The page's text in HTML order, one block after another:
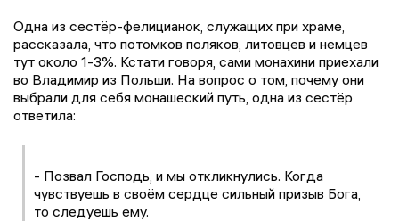
Одна из сестёр-фелицианок, служащих при храме,
рассказала, что потомков поляков, литовцев и немцев
тут около 1-3%. Кстати говоря, сами монахини приехали
во Владимир из Польши. На вопрос о том, почему они
выбрали для себя монашеский путь, одна из сестёр
ответила:
- Позвал Господь, и мы откликнулись. Когда
чувствуешь в своём сердце сильный призыв Бога,
то следуешь ему.